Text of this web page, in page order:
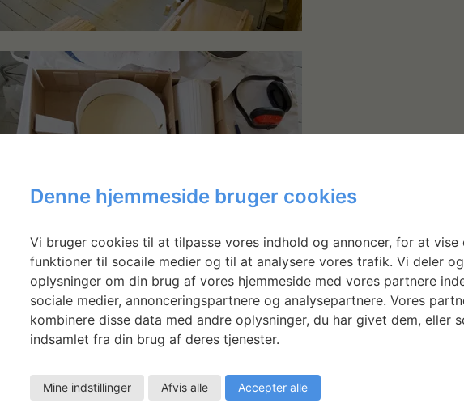
Billedkunstner Ann Louise Overgaard Andersen arbejder sommeren over
efteråret på en udstilling til Møstings Hus på Frederiksberg.
Denne hjemmeside bruger cookies
Vi bruger cookies til at tilpasse vores indhold og annoncer, for at vise
funktioner til socaile medier og til at analysere vores trafik. Vi deler
oplysninger om din brug af vores hjemmeside med vores partnere
sociale medier, annonceringspartnere og analysepartnere. Vores
kombinere disse data med andre oplysninger, du har givet dem, eller
indsamlet fra din brug af deres tjenester.
Mine indstillinger Afvis alle Accepter alle